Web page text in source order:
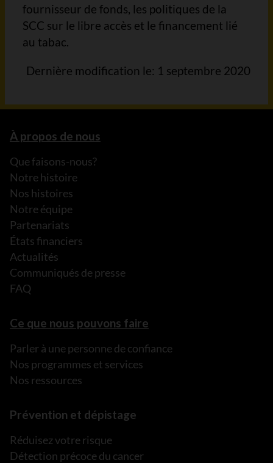
fournisseur de fonds, les politiques de la
SCC sur le libre accès et le financement lié
au tabac.
Dernière modification le: 1 septembre 2020
À propos de nous
Que faisons-nous?
Notre histoire
Nos histoires
Notre équipe
Partenariats
États financiers
Actualités
Communiqués de presse
FAQ
Ce que nous pouvons faire
Parler à une personne de confiance
Nos programmes et services
Nos ressources
Prévention et dépistage
Réduisez votre risque
Détection précoce du cancer